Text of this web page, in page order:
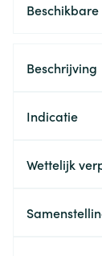
Beschrijving
Indicatie
Wettelijk